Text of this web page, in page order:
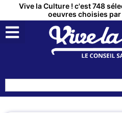
Vive la Culture ! c'est 748
oeuvres choisies